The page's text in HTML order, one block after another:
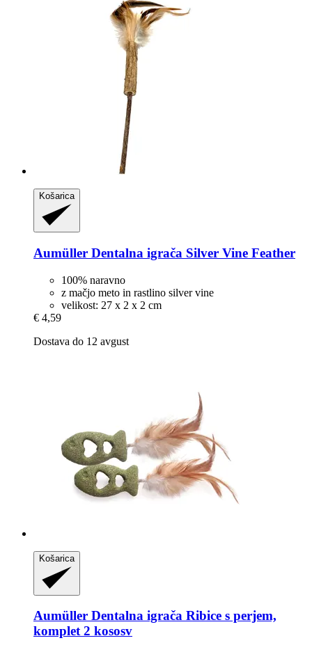
Košarica
Aumüller Dentalna igrača Silver Vine Feather
100% naravno
z mačjo meto in rastlino silver vine
velikost: 27 x 2 x 2 cm
€ 4,59
Dostava do 12 avgust
Košarica
Aumüller Dentalna igrača Ribice s perjem,
komplet 2 kososv